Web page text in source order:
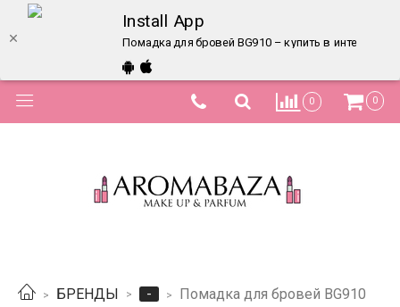
Install App
Помадка для бровей BG910 – купить в интернет-
0 0
БРЕНДЫ - Помадка для бровей BG910